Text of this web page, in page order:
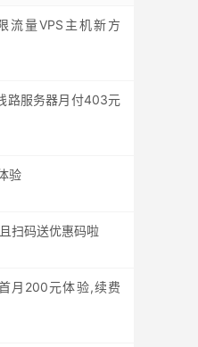
流量VPS主机新方
路服务器月付403元
验
扫码送优惠码啦
月200元体验,续费